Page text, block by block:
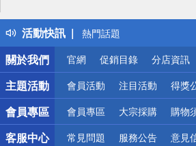
活動快訊
得獎公告
熱門話題
銀行優惠
偏遠地區配送
詐騙網頁！請小心！
關於我們
官網 促銷目錄 分店資訊
主題活動 會員活動 注目活動 得獎
會員專區 會員專區 大宗採購 購物
客服中心 常見問題 服務公告 意見